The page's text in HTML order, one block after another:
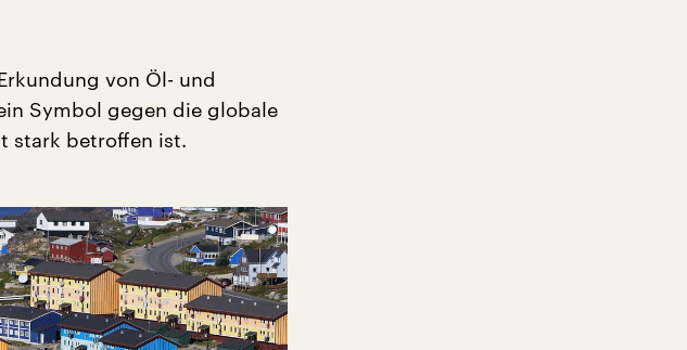
von Öl- und
Symbol gegen die globale
stark betroffen ist.